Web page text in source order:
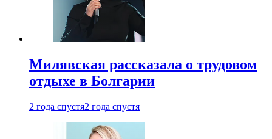
Милявская рассказала о трудовом
отдыхе в Болгарии
2 года спустя2 года спустя